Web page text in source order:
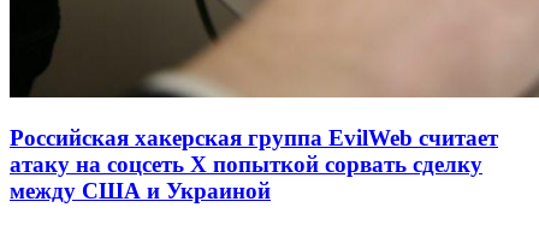
Российская хакерская группа EvilWeb считает
атаку на соцсеть Х попыткой сорвать сделку
между США и Украиной